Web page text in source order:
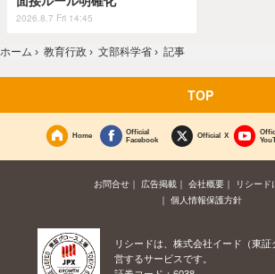
2026.8.7 Fri 14:45
ホーム › 教育行政 › 文部科学省 › 記事
TOP
Home
Official
Facebook
Official X
お問合せ 広告掲載 会社概要
リシード
個人情報保護方針
リシードは、株式会社イード（東証
営するサービスです。